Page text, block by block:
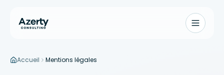
Aller au contenu principal
Accueil Mentions légales